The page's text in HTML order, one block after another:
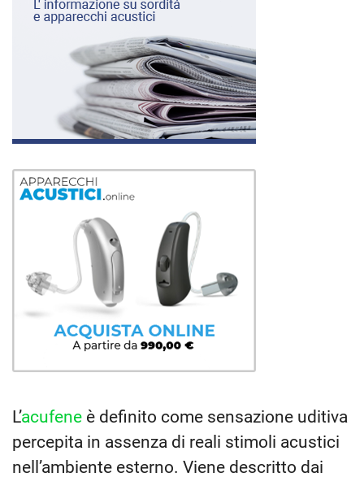
L’acufene è definito come sensazione uditiva
percepita in assenza di reali stimoli acustici
nell’ambiente esterno. Viene descritto dai